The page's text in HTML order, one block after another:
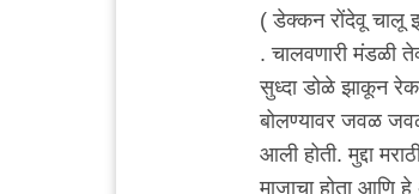
( डेक्कन रोंदेवू चालू
. चालवणारी मंडळी
सुध्दा डोळे झाकून
बोलण्यावर जवळ
आली होती. मुद्दा
माजाचा होता आणि